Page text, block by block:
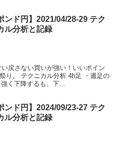
ンド円】2021/04/28-29 テク
ル分析と記録
戻さない買いが強い！いいポイン
り。 テクニカル分析 4h足 ・週足の
く下降するも、下...
ンド円】2024/09/23-27 テク
ル分析と記録